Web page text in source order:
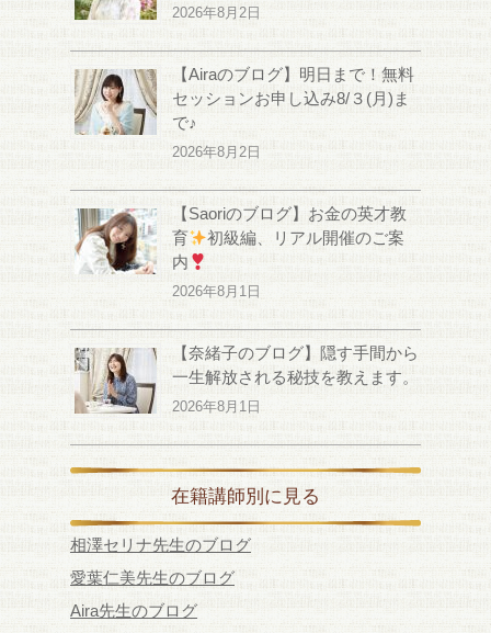
2026年8月2日
【Airaのブログ】明日まで！無料
セッションお申し込み8/３(月)ま
で♪
2026年8月2日
【Saoriのブログ】お金の英才教
育
初級編、リアル開催のご案
内
2026年8月1日
【奈緒子のブログ】隠す手間から
一生解放される秘技を教えます。
2026年8月1日
在籍講師別に見る
相澤セリナ先生のブログ
愛葉仁美先生のブログ
Aira先生のブログ